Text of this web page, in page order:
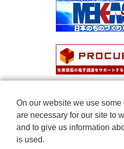
On our website we use
are necessary for our site to
and to give us information
is used.